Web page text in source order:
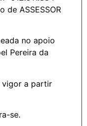
de ASSESSOR
no apoio
Pereira da
vigor a partir
se.